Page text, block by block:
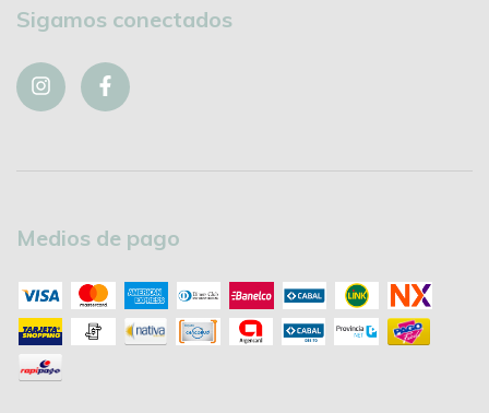
Sigamos conectados
Medios de pago